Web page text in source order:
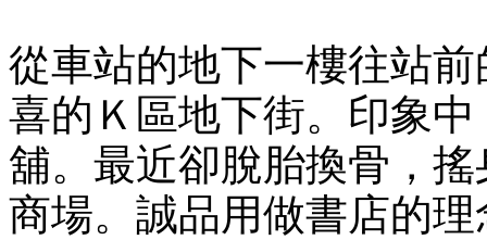
從車站的地下一樓往站
喜的Ｋ區地下街。印象
舖。最近卻脫胎換骨，
商場。誠品用做書店的